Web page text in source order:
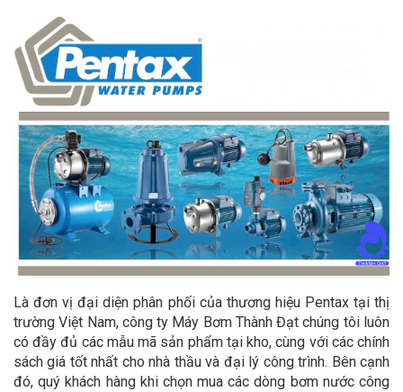
Là đơn vị đại diện phân phối của thương hiệu Pentax tại thị
trường Việt Nam, công ty Máy Bơm Thành Đạt chúng tôi luôn
có đầy đủ các mẫu mã sản phẩm tại kho, cùng với các chính
sách giá tốt nhất cho nhà thầu và đại lý công trình. Bên cạnh
đó, quý khách hàng khi chọn mua các dòng bơm nước công